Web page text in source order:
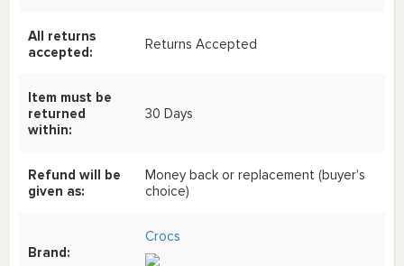
All returns
accepted:
Returns Accepted
Item must be
returned
within:
30 Days
Refund will be
given as:
Money back or replacement (buyer's
choice)
Brand:
Crocs